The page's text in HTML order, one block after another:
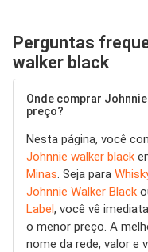
Perguntas
walker black
Onde comprar
preço?
Nesta página, você
Johnnie walker black
Minas . Seja para
Johnnie Walker Black
Label, você vê
o menor preço. A
nome da rede, valor e